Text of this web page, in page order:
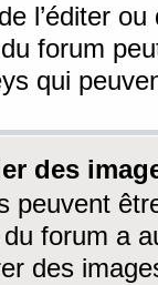
l’éditer
du forum
qui
des
peuvent
du forum a
des